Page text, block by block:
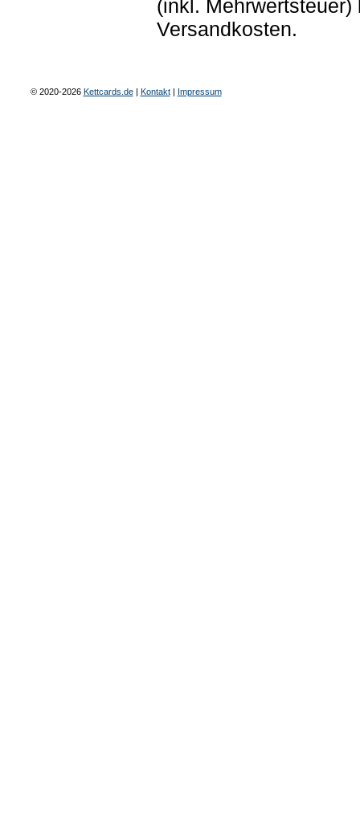
(inkl.
Versandkosten.
© 2020-2026 Kettcards.de| Kontakt| Impressum